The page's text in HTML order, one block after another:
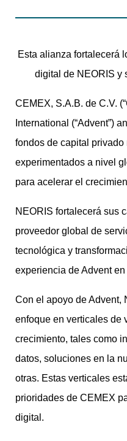
Esta alianza fortalecerá
digital de NEORIS y
CEMEX, S.A.B. de C.V.
International (“Advent”)
fondos de capital privado
experimentados a nivel
para acelerar el
NEORIS fortalecerá sus
proveedor global de
tecnológica y
experiencia de Advent
Con el apoyo de Advent,
enfoque en verticales de
crecimiento, tales como
datos, soluciones en la
otras. Estas verticales
prioridades de CEMEX
digital.